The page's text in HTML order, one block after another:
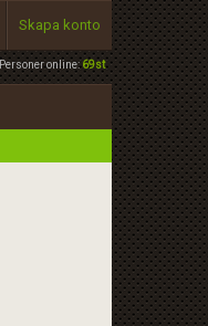
Personer online:69st
Skapa konto